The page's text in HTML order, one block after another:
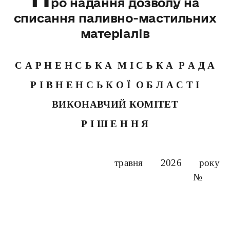
ро надання дозволу на
списання паливно-мастильних
матеріалів
С А Р Н Е Н С Ь К А М І С Ь К А Р А Д А
Р І В Н Е Н С Ь К О Ї О Б Л А С Т І
ВИКОНАВЧИЙ КОМІТЕТ
Р І Ш Е Н Н Я
травня 2026 року
№